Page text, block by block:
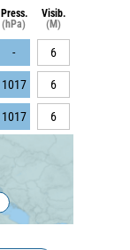
Press.
(hPa)
Visib.
(M)
- 6
1017 6
1017 6